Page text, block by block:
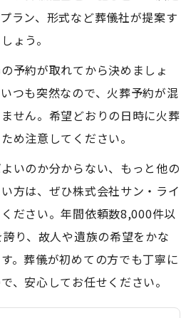
ラン、形式など葬儀社が提案す
ょう。
予約が取れてから決めましょ
つも突然なので、火葬予約が混
せん。希望どおりの日時に火葬
め注意してください。
いのか分からない、もっと他の
方は、ぜひ株式会社サン・ライ
ださい。年間依頼数8,000件以
り、故人や遺族の希望をかな
。葬儀が初めての方でも丁寧に
、安心してお任せください。